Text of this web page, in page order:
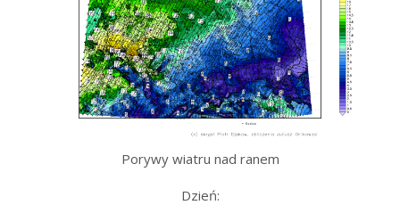
Porywy wiatru nad ranem
Dzień: